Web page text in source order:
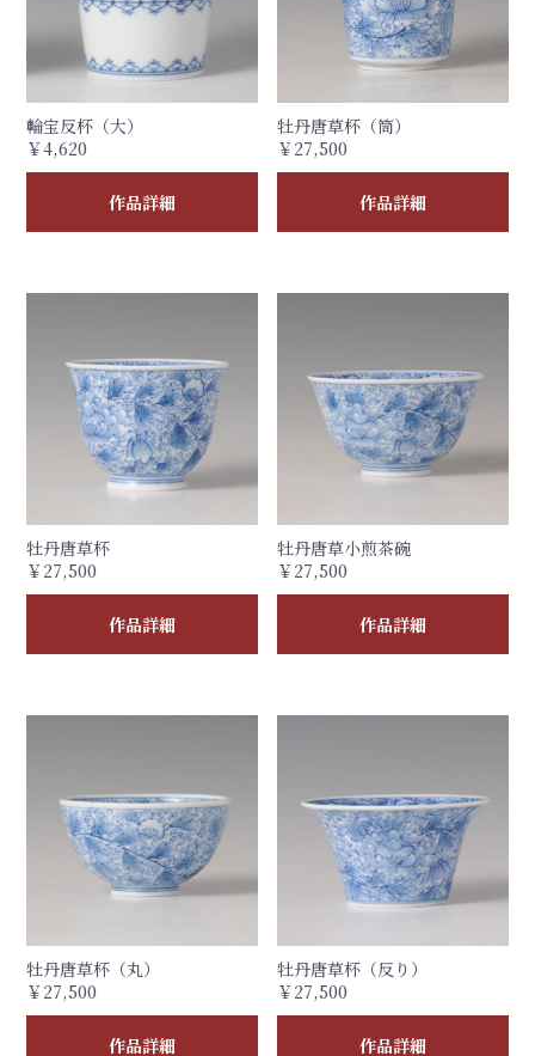
輪宝反杯（大）
￥4,620
作品詳細
牡丹唐草杯（筒）
￥27,500
作品詳細
牡丹唐草杯
￥27,500
作品詳細
牡丹唐草小煎茶碗
￥27,500
作品詳細
牡丹唐草杯（丸）
￥27,500
作品詳細
牡丹唐草杯（反り）
￥27,500
作品詳細